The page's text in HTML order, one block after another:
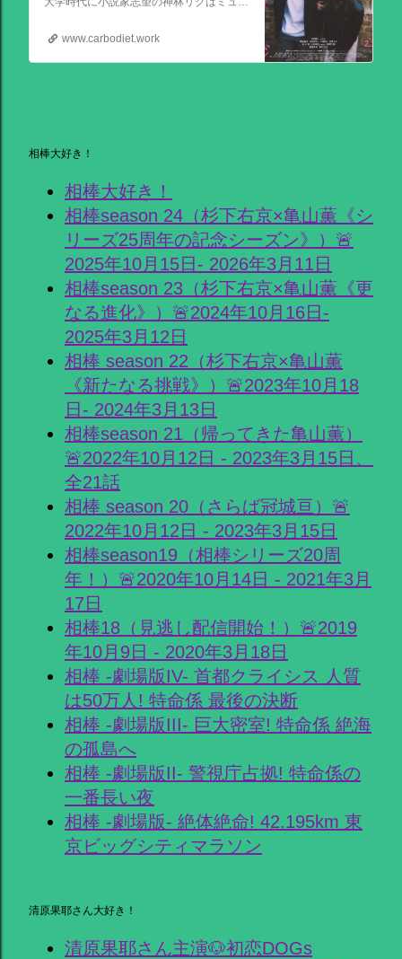
www.carbodiet.work
相棒大好き！
相棒大好き！
相棒season 24（杉下右京×亀山薫《シ
リーズ25周年の記念シーズン》）🚨
2025年10月15日- 2026年3月11日
相棒season 23（杉下右京×亀山薫《更
なる進化》）🚨2024年10月16日-
2025年3月12日
相棒 season 22（杉下右京×亀山薫
《新たなる挑戦》）🚨2023年10月18
日- 2024年3月13日
相棒season 21（帰ってきた亀山薫）
🚨2022年10月12日 - 2023年3月15日、
全21話
相棒 season 20（さらば冠城亘）🚨
2022年10月12日 - 2023年3月15日
相棒season19（相棒シリーズ20周
年！）🚨2020年10月14日 - 2021年3月
17日
相棒18（見逃し配信開始！）🚨2019
年10月9日 - 2020年3月18日
相棒 -劇場版IV- 首都クライシス 人質
は50万人! 特命係 最後の決断
相棒 -劇場版III- 巨大密室! 特命係 絶海
の孤島へ
相棒 -劇場版II- 警視庁占拠! 特命係の
一番長い夜
相棒 -劇場版- 絶体絶命! 42.195km 東
京ビッグシティマラソン
清原果耶さん大好き！
清原果耶さん主演🐶初恋DOGs